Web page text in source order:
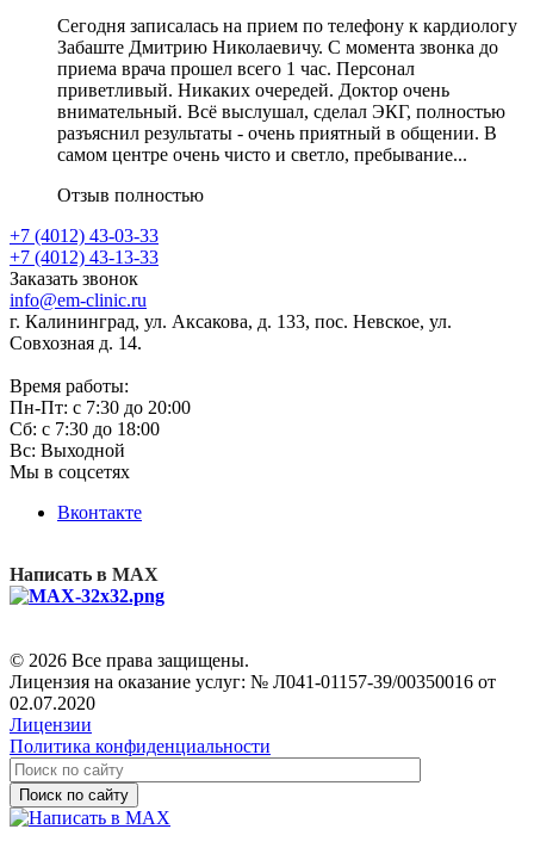
Сегодня записалась на прием по телефону к кардиологу
Забаште Дмитрию Николаевичу. С момента звонка до
приема врача прошел всего 1 час. Персонал
приветливый. Никаких очередей. Доктор очень
внимательный. Всё выслушал, сделал ЭКГ, полностью
разъяснил результаты - очень приятный в общении. В
самом центре очень чисто и светло, пребывание...
Отзыв полностью
+7 (4012) 43-03-33
+7 (4012) 43-13-33
Заказать звонок
info@em-clinic.ru
г. Калининград, ул. Аксакова, д. 133, пос. Невское, ул.
Совхозная д. 14.
Время работы:
Пн-Пт: с 7:30 до 20:00
Сб: с 7:30 до 18:00
Вс: Выходной
Мы в соцсетях
Вконтакте
Написать в MAX
© 2026 Все права защищены.
Лицензия на оказание услуг: № Л041-01157-39/00350016 от
02.07.2020
Лицензии
Политика конфиденциальности
Поиск по сайту